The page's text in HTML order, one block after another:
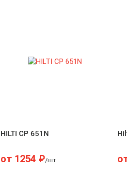
HILTI CP 651N
от 1254₽/шт